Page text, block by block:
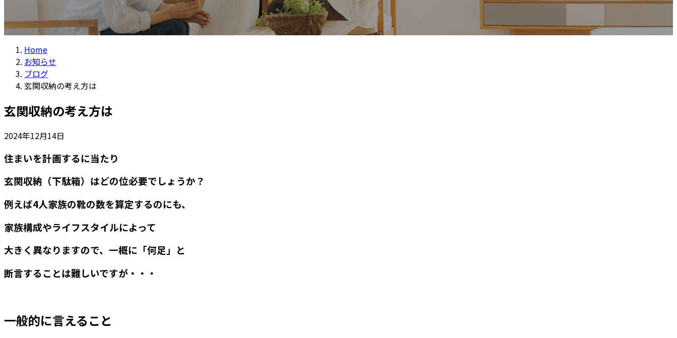
Home
お知らせ
ブログ
玄関収納の考え方は
玄関収納の考え方は
2024年12月14日
住まいを計画するに当たり
玄関収納（下駄箱）はどの位必要でしょうか？
例えば4人家族の靴の数を算定するのにも、
家族構成やライフスタイルによって
大きく異なりますので、一概に「何足」と
断言することは難しいですが・・・
一般的に言えること